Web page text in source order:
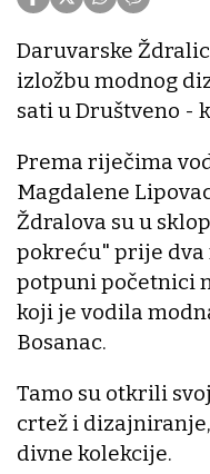
Daruvarske
izložbu modnog
sati u Društveno -
Prema riječima
Magdalene
Ždralova su u
pokreću" prije dva
potpuni početnici
koji je vodila
Bosanac.
Tamo su otkrili
crtež i
divne kolekcije.